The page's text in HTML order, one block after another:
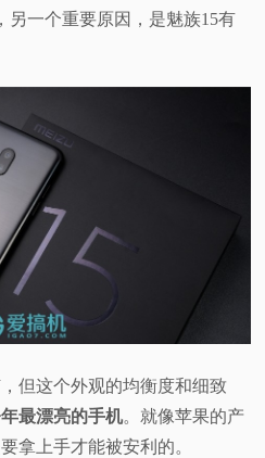
另一个重要原因，是魅族15有
但这个外观的均衡度和细致
最漂亮的手机。就像苹果的产
拿上手才能被安利的。